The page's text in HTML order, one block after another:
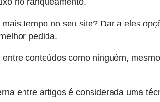
no ranqueamento.
tempo no seu site? Dar a eles
pedida.
conteúdos como ninguém,
entre artigos é considerada uma